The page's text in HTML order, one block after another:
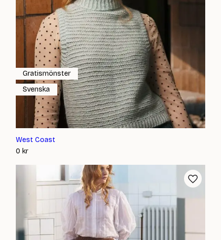
West Coast
0 kr
Gratismönster
Svenska